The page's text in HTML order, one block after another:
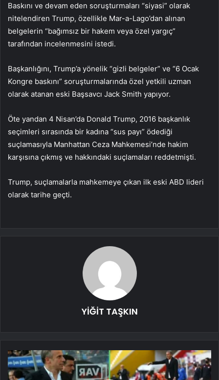
Baskını ve devam eden soruşturmaları “siyasi” olarak
nitelendiren Trump, özellikle Mar-a-Lago’dan alınan
belgelerin “bağımsız bir hakem veya özel yargıç”
tarafından incelenmesini istedi.
Başkanlığını, Trump’a yönelik “gizli belgeler” ve “6 Ocak
Kongre baskını” soruşturmalarında özel yetkili uzman
olarak atanan eski Başsavcı Jack Smith yapıyor.
Öte yandan 4 Nisan’da Donald Trump, 2016 başkanlık
seçimleri sırasında bir kadına “sus payı” ödediği
suçlamasıyla Manhattan Ceza Mahkemesi’nde hakim
karşısına çıkmış ve hakkındaki suçlamaları reddetmişti.
Trump, suçlamalarla mahkemeye çıkan ilk eski ABD lideri
olarak tarihe geçti.
YİĞİT TAŞKIN